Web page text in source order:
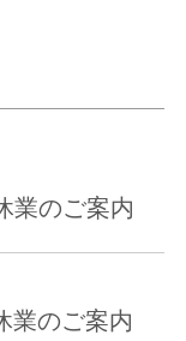
業のご案内
業のご案内